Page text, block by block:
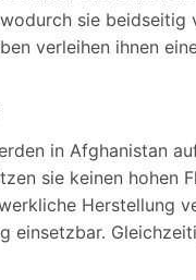
sie
verleihen ihnen
in Afghanistan
sie keinen hohen
Herstellung
einsetzbar.